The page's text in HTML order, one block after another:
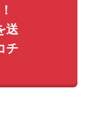
送
チ